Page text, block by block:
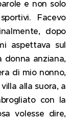
e non solo
Facevo
dopo
aspettava sul
donna anziana,
di mio nonno,
alla suora, a
con la
volesse dire,